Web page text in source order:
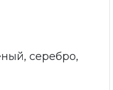
серебро,